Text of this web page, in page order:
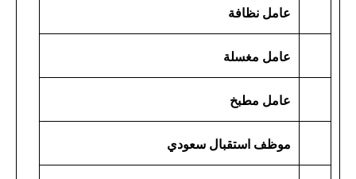
عامل نظافة
عامل مغسلة
عامل مطبخ
موظف استقبال سعودي